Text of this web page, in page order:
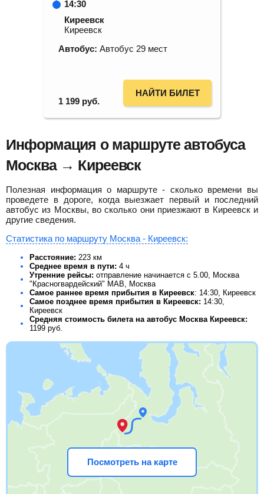
14:30
Киреевск
Киреевск
Автобус: Автобус 29 мест
1 199 руб.
НАЙТИ БИЛЕТ
Информация о маршруте автобуса
Москва → Киреевск
Полезная информация о маршруте - сколько времени вы
проведете в дороге, когда выезжает первый и последний
автобус из Москвы, во сколько они приезжают в Киреевск и
другие сведения.
Статистика по маршруту Москва - Киреевск:
Расстояние: 223 км
Среднее время в пути: 4 ч
Утренние рейсы: отправление начинается с 5.00, Москва
"Красногвардейский" МАВ, Москва
Самое раннее время прибытия в Киреевск: 14:30, Киреевск
Самое позднее время прибытия в Киреевск: 14:30,
Киреевск
Средняя стоимость билета на автобус Москва Киреевск:
1199 руб.
Посмотреть на карте